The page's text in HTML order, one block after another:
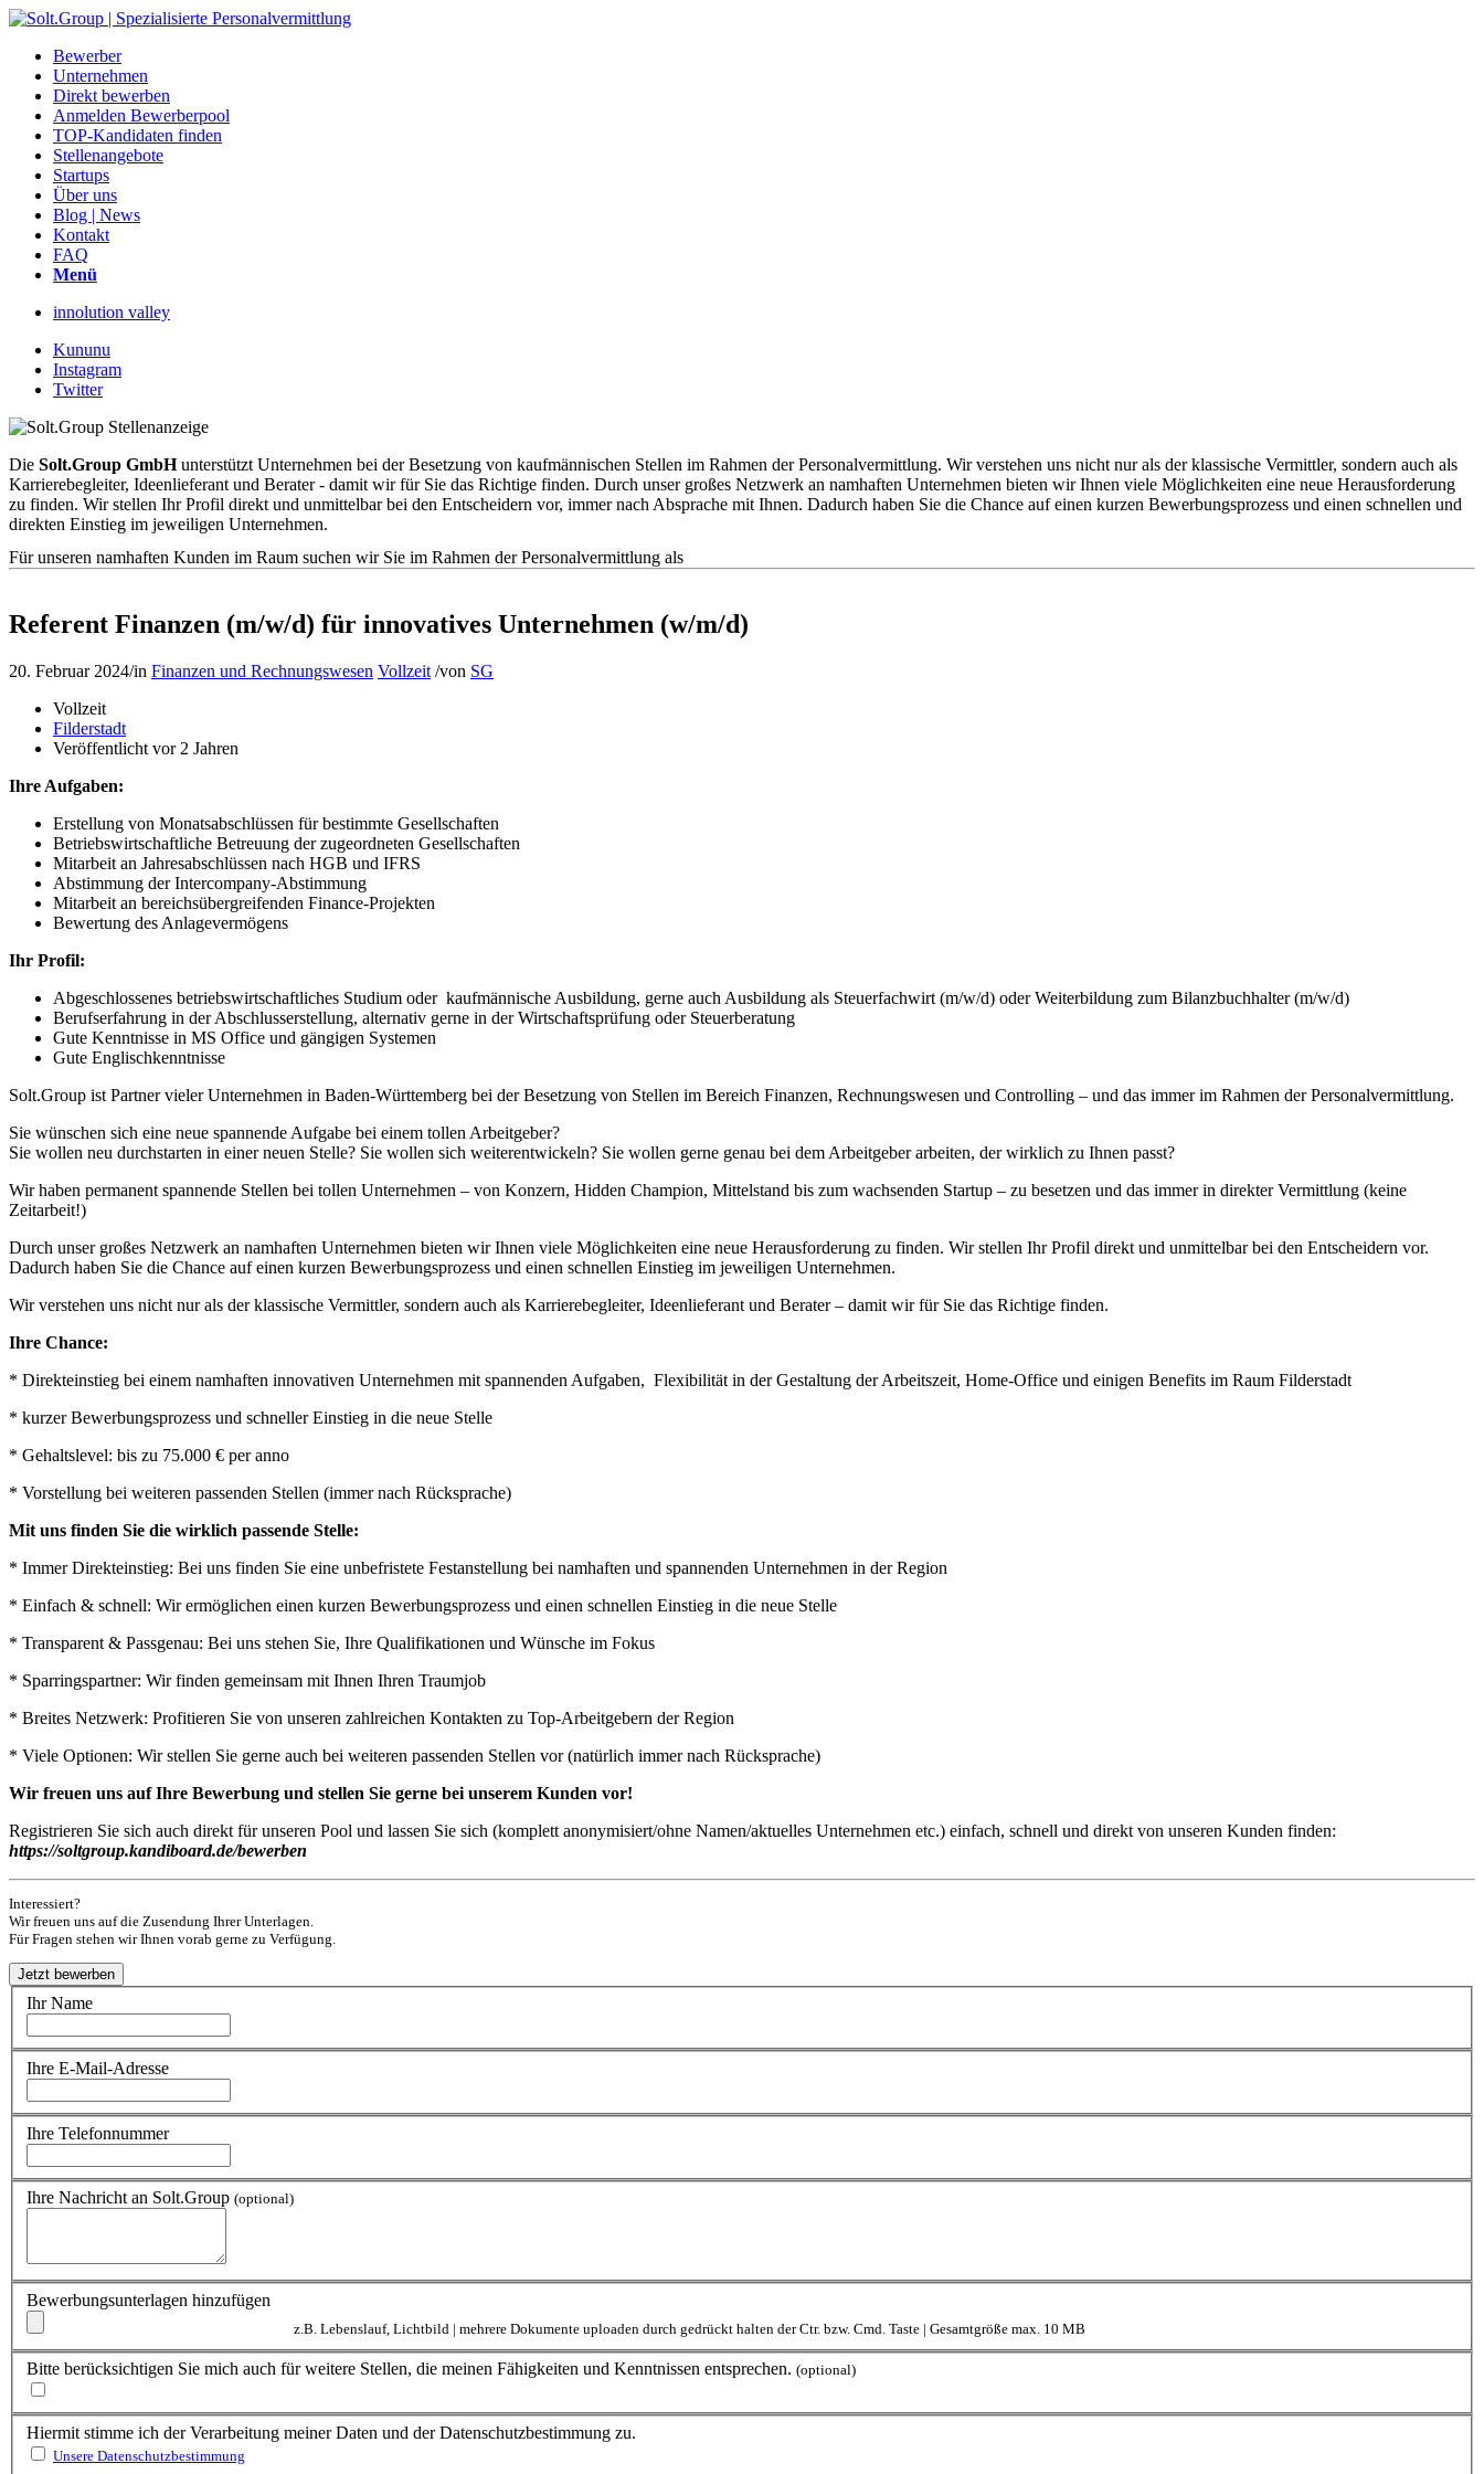
Bewerber
Unternehmen
Direkt bewerben
Anmelden Bewerberpool
TOP-Kandidaten finden
Stellenangebote
Startups
Über uns
Blog | News
Kontakt
FAQ
Menü
innolution valley
Kununu
Instagram
Twitter
Die Solt.Group GmbHunterstützt Unternehmen bei der Besetzung von kaufmännischen Stellen im Rahmen der Personalvermittlung. Wir verstehen uns nicht nur als der klassische Vermittler, sondern auch als
Karrierebegleiter, Ideenlieferant und Berater - damit wir für Sie das Richtige finden. Durch unser großes Netzwerk an namhaften Unternehmen bieten wir Ihnen viele Möglichkeiten eine neue Herausforderung
zu finden. Wir stellen Ihr Profil direkt und unmittelbar bei den Entscheidern vor, immer nach Absprache mit Ihnen. Dadurch haben Sie die Chance auf einen kurzen Bewerbungsprozess und einen schnellen und
direkten Einstieg im jeweiligen Unternehmen.
Für unseren namhaften Kunden im Raum suchen wir Sie im Rahmen der Personalvermittlung als
Referent Finanzen (m/w/d) für innovatives Unternehmen (w/m/d)
20. Februar 2024/in Finanzen und Rechnungswesen Vollzeit /von SG
Vollzeit
Filderstadt
Veröffentlicht vor 2 Jahren
Ihre Aufgaben:
Erstellung von Monatsabschlüssen für bestimmte Gesellschaften
Betriebswirtschaftliche Betreuung der zugeordneten Gesellschaften
Mitarbeit an Jahresabschlüssen nach HGB und IFRS
Abstimmung der Intercompany-Abstimmung
Mitarbeit an bereichsübergreifenden Finance-Projekten
Bewertung des Anlagevermögens
Ihr Profil:
Abgeschlossenes betriebswirtschaftliches Studium oder kaufmännische Ausbildung, gerne auch Ausbildung als Steuerfachwirt (m/w/d) oder Weiterbildung zum Bilanzbuchhalter (m/w/d)
Berufserfahrung in der Abschlusserstellung, alternativ gerne in der Wirtschaftsprüfung oder Steuerberatung
Gute Kenntnisse in MS Office und gängigen Systemen
Gute Englischkenntnisse
Solt.Group ist Partner vieler Unternehmen in Baden-Württemberg bei der Besetzung von Stellen im Bereich Finanzen, Rechnungswesen und Controlling – und das immer im Rahmen der Personalvermittlung.
Sie wünschen sich eine neue spannende Aufgabe bei einem tollen Arbeitgeber?
Sie wollen neu durchstarten in einer neuen Stelle? Sie wollen sich weiterentwickeln? Sie wollen gerne genau bei dem Arbeitgeber arbeiten, der wirklich zu Ihnen passt?
Wir haben permanent spannende Stellen bei tollen Unternehmen – von Konzern, Hidden Champion, Mittelstand bis zum wachsenden Startup – zu besetzen und das immer in direkter Vermittlung (keine
Zeitarbeit!)
Durch unser großes Netzwerk an namhaften Unternehmen bieten wir Ihnen viele Möglichkeiten eine neue Herausforderung zu finden. Wir stellen Ihr Profil direkt und unmittelbar bei den Entscheidern vor.
Dadurch haben Sie die Chance auf einen kurzen Bewerbungsprozess und einen schnellen Einstieg im jeweiligen Unternehmen.
Wir verstehen uns nicht nur als der klassische Vermittler, sondern auch als Karrierebegleiter, Ideenlieferant und Berater – damit wir für Sie das Richtige finden.
Ihre Chance:
* Direkteinstieg bei einem namhaften innovativen Unternehmen mit spannenden Aufgaben, Flexibilität in der Gestaltung der Arbeitszeit, Home-Office und einigen Benefits im Raum Filderstadt
* kurzer Bewerbungsprozess und schneller Einstieg in die neue Stelle
* Gehaltslevel: bis zu 75.000 € per anno
* Vorstellung bei weiteren passenden Stellen (immer nach Rücksprache)
Mit uns finden Sie die wirklich passende Stelle:
* Immer Direkteinstieg: Bei uns finden Sie eine unbefristete Festanstellung bei namhaften und spannenden Unternehmen in der Region
* Einfach & schnell: Wir ermöglichen einen kurzen Bewerbungsprozess und einen schnellen Einstieg in die neue Stelle
* Transparent & Passgenau: Bei uns stehen Sie, Ihre Qualifikationen und Wünsche im Fokus
* Sparringspartner: Wir finden gemeinsam mit Ihnen Ihren Traumjob
* Breites Netzwerk: Profitieren Sie von unseren zahlreichen Kontakten zu Top-Arbeitgebern der Region
* Viele Optionen: Wir stellen Sie gerne auch bei weiteren passenden Stellen vor (natürlich immer nach Rücksprache)
Wir freuen uns auf Ihre Bewerbung und stellen Sie gerne bei unserem Kunden vor!
Registrieren Sie sich auch direkt für unseren Pool und lassen Sie sich (komplett anonymisiert/ohne Namen/aktuelles Unternehmen etc.) einfach, schnell und direkt von unseren Kunden finden:
https://soltgroup.kandiboard.de/bewerben
Interessiert?
Wir freuen uns auf die Zusendung Ihrer Unterlagen.
Für Fragen stehen wir Ihnen vorab gerne zu Verfügung.
Ihr Name
Ihre E-Mail-Adresse
Ihre Telefonnummer
Ihre Nachricht an Solt.Group (optional)
Bewerbungsunterlagen hinzufügen
z.B. Lebenslauf, Lichtbild | mehrere Dokumente uploaden durch gedrückt halten der Ctr. bzw. Cmd. Taste | Gesamtgröße max. 10 MB
Bitte berücksichtigen Sie mich auch für weitere Stellen, die meinen Fähigkeiten und Kenntnissen entsprechen. (optional)
Hiermit stimme ich der Verarbeitung meiner Daten und der Datenschutzbestimmung zu.
Unsere Datenschutzbestimmung